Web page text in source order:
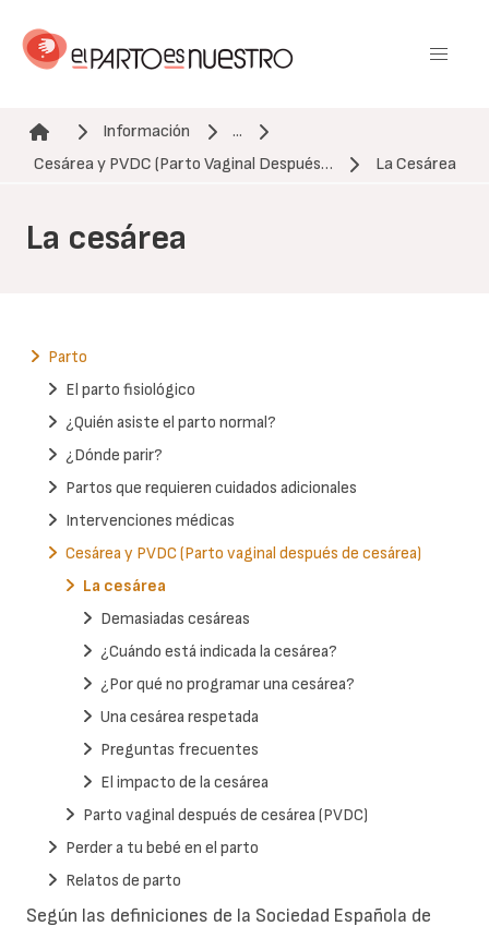
contenido
Ruta de navegación
Información
...
Cesárea y PVDC (Parto Vaginal Después…
La Cesárea
La cesárea
Según las definiciones de la Sociedad Española de
Parto
El parto fisiológico
¿Quién asiste el parto normal?
¿Dónde parir?
Partos que requieren cuidados adicionales
Intervenciones médicas
Cesárea y PVDC (Parto vaginal después de cesárea)
La cesárea
Demasiadas cesáreas
¿Cuándo está indicada la cesárea?
¿Por qué no programar una cesárea?
Una cesárea respetada
Preguntas frecuentes
El impacto de la cesárea
Parto vaginal después de cesárea (PVDC)
Perder a tu bebé en el parto
Relatos de parto